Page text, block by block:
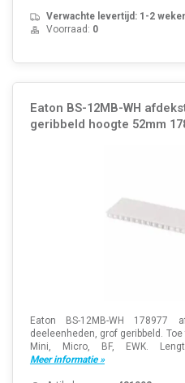
Verwachte levertijd: 1-2
Voorraad: 0
Eaton BS-12MB-WH
geribbeld hoogte 52mm
Eaton BS-12MB-WH 178977
deeleenheden, grof geribbeld. Toe
Mini, Micro, BF, EWK.
Meer informatie »